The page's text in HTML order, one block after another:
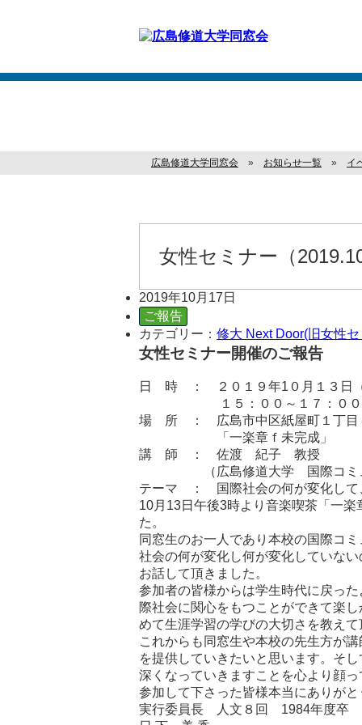
広島修道大学同窓会 » お知らせ一覧 » イ
女性セミナー（
2019年10月17日
ご報告
カテゴリー： 修大 Next Door(旧女性
女性セミナー開催のご報告
日 時 ： ２０１９年1０月１３日（
１５：００～１７：００
場 所 ： 広島市中区紙屋町１丁目
「一楽章ｆ未完成」
講 師 ： 佐渡 紀子 教授
（広島修道大学 国際コミュ
テーマ ： 国際社会の何が変化して
10月13日午後3時より音楽喫茶「一
た。
同窓生のお一人であり本校の国際コ
社会の何が変化し何が変化していな
お話して頂きました。
参加者の皆様からは学生時代に戻っ
際社会に関心をもつことができて楽
めて生涯学習の学びの大切さを教えて
これからも同窓生や本校の先生方が
を提供していきたいと思います。そ
深くなっていきますことを心より顔っ
参加して下さった皆様本当にありがと
実行委員長 人文８回 1984年度卒